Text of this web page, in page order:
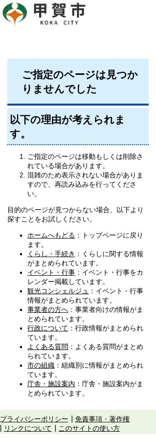
ご指定のページは見つか
りませんでした
以下の理由が考えられま
す。
ご指定のページは移動もしくは削除さ
れている場合があります。
混雑のため表示されない場合がありま
すので、再読み込みを行ってくださ
い。
目的のページが見つからない場合、以下より
探すことをお試しください。
ホームへもどる ：トップページに戻り
ます。
くらし・手続き ：くらしに関する情報
がまとめられています。
イベント・行事 ：イベント・行事をカ
レンダー掲載しています。
観光コンシェルジュ ：イベント・行事
情報がまとめられています。
事業者の方へ ：事業者向けの情報がま
とめられています。
行政について ：行政情報がまとめられ
ています。
よくある質問 ：よくある質問がまとめ
られています。
市の組織 ：組織別に情報がまとめられ
ています。
庁舎・施設案内 ：庁舎・施設案内がま
とめられています。
プライバシーポリシー
免責事項・著作権
リンクについて
このサイトの使い方